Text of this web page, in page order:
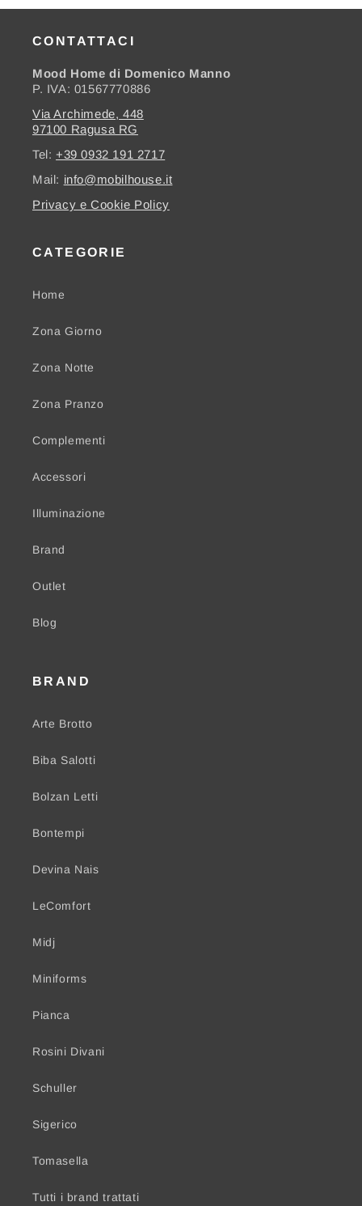
CONTATTACI
Mood Home di Domenico Manno
P. IVA: 01567770886
Via Archimede, 448
97100 Ragusa RG
Tel: +39 0932 191 2717
Mail: info@mobilhouse.it
Privacy e Cookie Policy
CATEGORIE
Home
Zona Giorno
Zona Notte
Zona Pranzo
Complementi
Accessori
Illuminazione
Brand
Outlet
Blog
BRAND
Arte Brotto
Biba Salotti
Bolzan Letti
Bontempi
Devina Nais
LeComfort
Midj
Miniforms
Pianca
Rosini Divani
Schuller
Sigerico
Tomasella
Tutti i brand trattati